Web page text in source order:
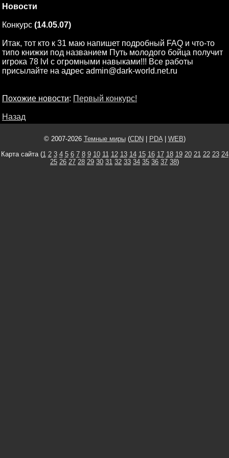
Новости
Конкурс (14.05.07)
Итак, тот кто к 31 маю напишет подробный FAQ и что-то
типо книжки под названием Путь молодого бойца получит
игрока 78 lvl с огромными навыками!!! Все работы
присылайте на адрес admin@dark-world.net.ru
Похожие новости: Первый конкурс!
Назад
© 2007-2026 Темные миры(CDN PDA| WEB)
Карта сайта (1 2 3 4 5 6 7 8 9 10 11 12 13 14 15 16 17 18 19 20 21 22 23 24
25 26 27 28 29 30 31 32 33 34 35 36 37 38)